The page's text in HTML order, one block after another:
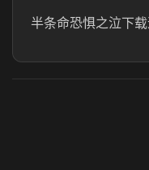
半条命恐惧之泣下